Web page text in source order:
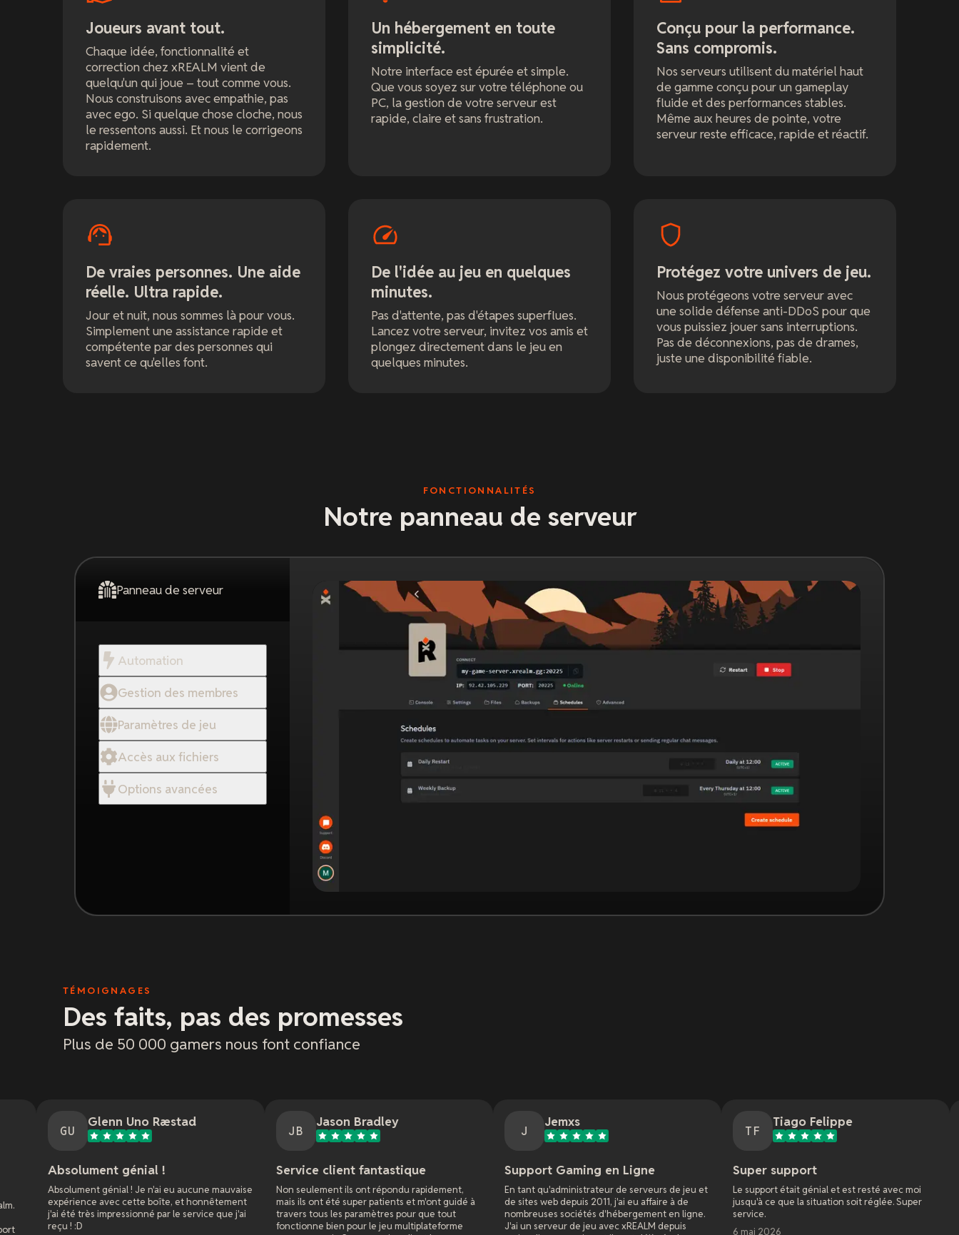
Joueurs avant tout.
Chaque idée, fonctionnalité et
correction chez xREALM vient de
quelqu'un qui joue – tout comme vous.
Nous construisons avec empathie, pas
avec ego. Si quelque chose cloche, nous
le ressentons aussi. Et nous le corrigeons
rapidement.
Un hébergement en toute
simplicité.
Notre interface est épurée et simple.
Que vous soyez sur votre téléphone ou
PC, la gestion de votre serveur est
rapide, claire et sans frustration.
Conçu pour la performance.
Sans compromis.
Nos serveurs utilisent du matériel haut
de gamme conçu pour un gameplay
fluide et des performances stables.
Même aux heures de pointe, votre
serveur reste efficace, rapide et réactif.
De vraies personnes. Une aide
réelle. Ultra rapide.
Jour et nuit, nous sommes là pour vous.
Simplement une assistance rapide et
compétente par des personnes qui
savent ce qu'elles font.
De l'idée au jeu en quelques
minutes.
Pas d'attente, pas d'étapes superflues.
Lancez votre serveur, invitez vos amis et
plongez directement dans le jeu en
quelques minutes.
Protégez votre univers de jeu.
Nous protégeons votre serveur avec
une solide défense anti-DDoS pour que
vous puissiez jouer sans interruptions.
Pas de déconnexions, pas de drames,
juste une disponibilité fiable.
FONCTIONNALITÉS
Notre panneau de serveur
Panneau de serveur
Automation
Gestion des membres
Paramètres de jeu
Accès aux fichiers
Options avancées
TÉMOIGNAGES
Des faits, pas des promesses
Plus de 50 000 gamers nous font confiance
Uno Ræstad
génial !
génial ! Je n'ai eu aucune mauvaise
avec cette boîte, et honnêtement
impressionné par le service que j'ai
Service client fantastique
Non seulement ils ont répondu rapidement,
mais ils ont été super patients et m'ont guidé à
travers tous les paramètres pour que tout
fonctionne bien pour le jeu multiplateforme
Support Gaming en Ligne
En tant qu'administrateur de serveurs de jeu et
de sites web depuis 2011, j'ai eu affaire à de
nombreuses sociétés d'hébergement en ligne.
J'ai un serveur de jeu avec xREALM depuis
Super support
Le support était génial et est resté avec moi
jusqu'à ce que la situation soit réglée. Super
service.
6 mai 2026
Ma première
avec Dune